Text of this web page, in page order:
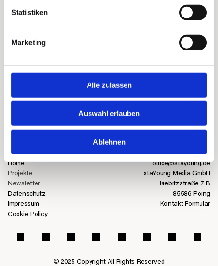
Statistiken
Marketing
Alle zulassen
Auswahl erlauben
Ablehnen
Hiermit bestätige ich, dass ich die
Datenschutzerklärung
gelesen habe und ihnen zustimme
Senden
Inhalte
Home
Projekte
Newsletter
Datenschutz
Impressum
Cookie Policy
Kontakt
office@stayoung.de
staYoung Media GmbH
Kiebitzstraße 7 B
85586 Poing
Kontakt Formular
© 2025 Copyright All Rights Reserved